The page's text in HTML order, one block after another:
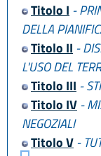
Titolo I -
DELLA
Titolo II -
L'USO DEL
Titolo III -
Titolo IV-
NEGOZIALI
Titolo V-